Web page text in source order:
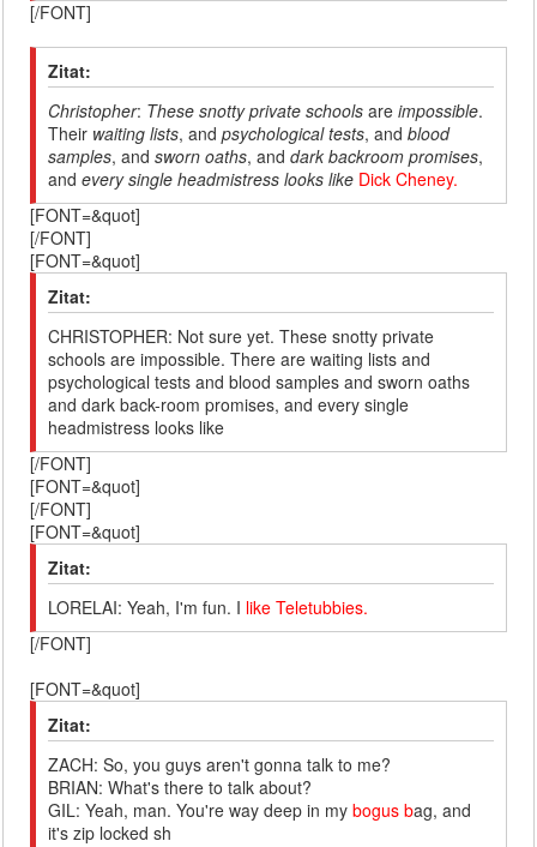
[/FONT]
Zitat:
Christopher: These snotty private schools areimpossible.
Their waiting lists, andpsychological tests, andblood
samples, andsworn oaths, anddark backroom promises,
andevery single headmistress looks like Dick Cheney.
[FONT=&quot]
[/FONT]
[FONT=&quot]
Zitat:
CHRISTOPHER: Not sure yet. These snotty private
schools are impossible. There are waiting lists and
psychological tests and blood samples and sworn oaths
and dark back-room promises, and every single
headmistress looks like
[/FONT]
[FONT=&quot]
[/FONT]
[FONT=&quot]
Zitat:
LORELAI: Yeah, I'm fun. I like Teletubbies.
[/FONT]
[FONT=&quot]
Zitat:
ZACH: So, you guys aren't gonna talk to me?
BRIAN: What's there to talk about?
GIL: Yeah, man. You're way deep in mybogus bag, and
it's zip locked sh